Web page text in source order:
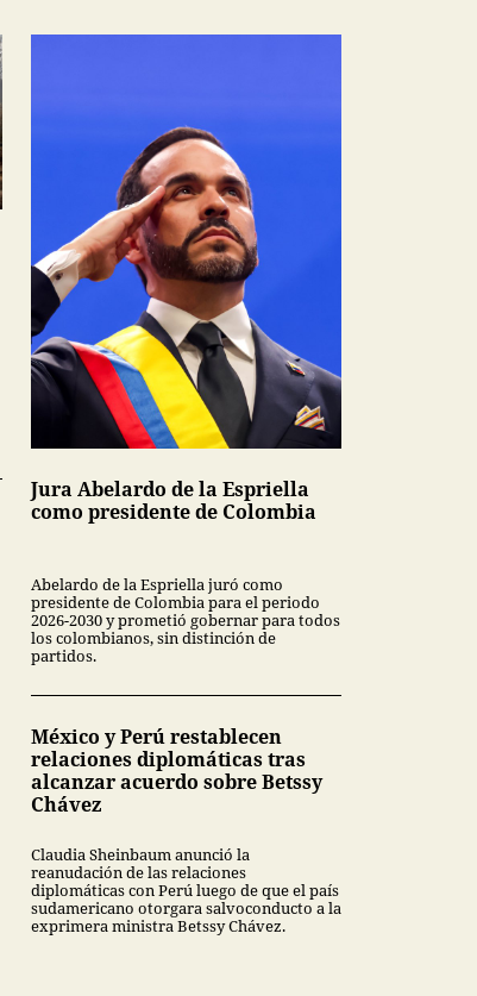
Jura Abelardo de la Espriella
como presidente de Colombia
Abelardo de la Espriella juró como
presidente de Colombia para el periodo
2026-2030 y prometió gobernar para todos
los colombianos, sin distinción de
partidos.
México y Perú restablecen
relaciones diplomáticas tras
alcanzar acuerdo sobre Betssy
Chávez
Claudia Sheinbaum anunció la
reanudación de las relaciones
diplomáticas con Perú luego de que el país
sudamericano otorgara salvoconducto a la
exprimera ministra Betssy Chávez.